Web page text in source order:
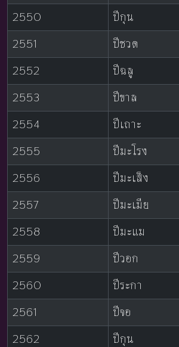
2550
ปีกุน
2551
ปีชวด
2552
ปีฉลู
2553
ปีขาล
2554
ปีเถาะ
2555
ปีมะโรง
2556
ปีมะเส็ง
2557
ปีมะเมีย
2558
ปีมะแม
2559
ปีวอก
2560
ปีระกา
2561
ปีจอ
2562
ปีกุน